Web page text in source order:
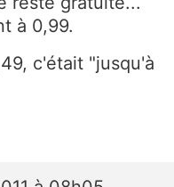
à 0,99.
c'était "jusqu'à